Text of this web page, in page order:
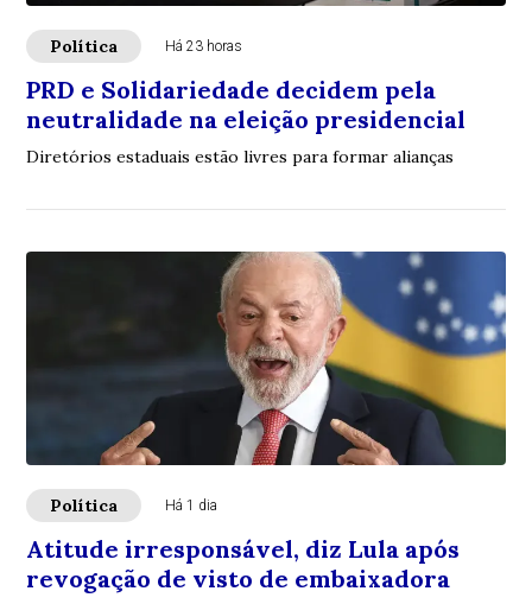
Política Há 23 horas
PRD e Solidariedade decidem pela
neutralidade na eleição presidencial
Diretórios estaduais estão livres para formar alianças
Política Há 1 dia
Atitude irresponsável, diz Lula após
revogação de visto de embaixadora